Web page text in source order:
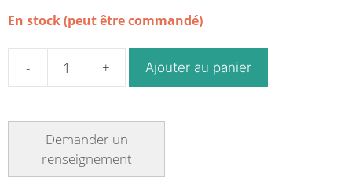
En stock (peut être commandé)
quantité
industrielle
en
acier
Ajouter au panier